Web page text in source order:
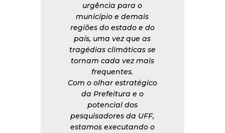
urgência para o
município e demais
regiões do estado e do
país, uma vez que as
tragédias climáticas se
tornam cada vez mais
frequentes.
Com o olhar estratégico
da Prefeitura e o
potencial dos
pesquisadores da UFF,
estamos executando o